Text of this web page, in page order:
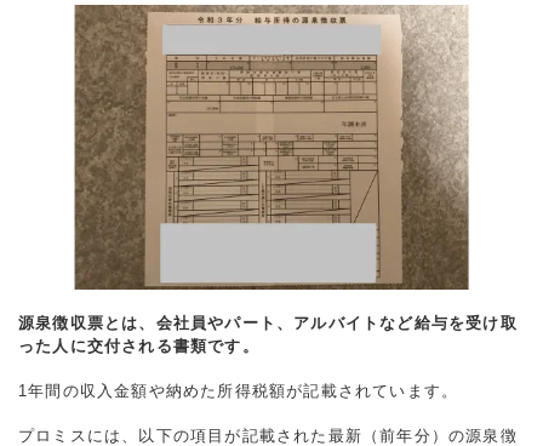
源泉徴収票とは、会社員やパート、アルバイトなど給与を受け取
った人に交付される書類です。
1年間の収入金額や納めた所得税額が記載されています。
プロミスには、以下の項目が記載された最新（前年分）の源泉徴